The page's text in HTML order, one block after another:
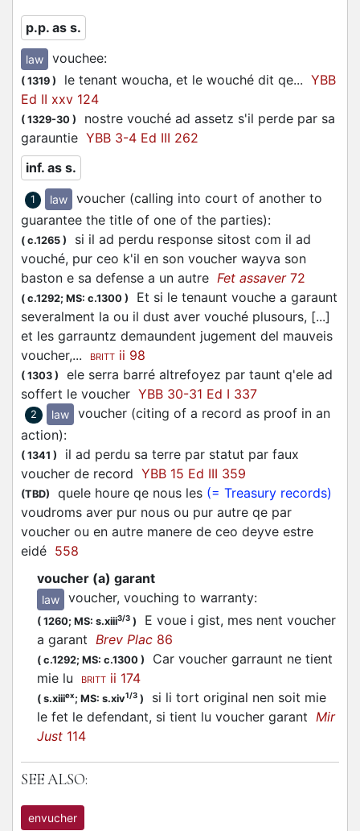
p.p. as s.
law vouchee:
( 1319 ) le tenant woucha, et le wouché dit qe... YBB
Ed II xxv 124
( 1329-30 ) nostre vouché ad assetz s'il perde par sa
garauntie YBB 3-4 Ed III 262
inf. as s.
1 law
voucher (calling into court of another to
guarantee the title of one of the parties):
( c.1265 )
si il ad perdu response sitost com il ad
vouché, pur ceo k'il en son voucher wayva son
baston e sa defense a un autre Fet assaver72
( c.1292; MS: c.1300 )
Et si le tenaunt vouche a garaunt
severalment la ou il dust aver vouché plusours, [...]
et les garrauntz demaundent jugement del mauveis
voucher,... BRITT ii 98
( 1303 )
ele serra barré altrefoyez par taunt q'ele ad
soffert le voucher YBB 30-31 Ed I 337
2 law
voucher (citing of a record as proof in an
action):
( 1341 )
il ad perdu sa terre par statut par faux
voucher de record YBB 15 Ed III 359
(TBD) quele houre qe nous les (= Treasury records)
voudroms aver pur nous ou pur autre qe par
voucher ou en autre manere de ceo deyve estre
eidé 558
voucher (a) garant
law voucher, vouching to warranty:
( 1260; MS: s.xiii3/3 ) E voue i gist, mes nent voucher
a garant Brev Plac 86
( c.1292; MS: c.1300 ) Car voucher garraunt ne tient
mie lu
BRITT ii 174
( s.xiiiex; MS: s.xiv1/3 )
si li tort original nen soit mie
le fet le defendant, si tient lu voucher garant Mir
Just 114
SEE ALSO:
envucher